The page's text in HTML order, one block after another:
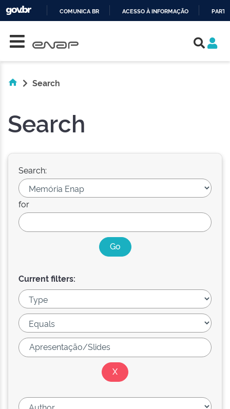
COMUNICA BR ACESSO À INFORMAÇÃO
Search
Search
Search:
for
Current filters: